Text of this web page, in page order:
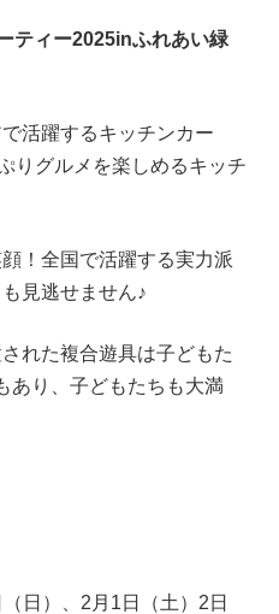
ティー2025inふれあい緑
活躍するキッチンカー
りグルメを楽しめるキッチ
！全国で活躍する実力派
見逃せません♪
れた複合遊具は子どもた
あり、子どもたちも大満
日）、2月1日（土）2日